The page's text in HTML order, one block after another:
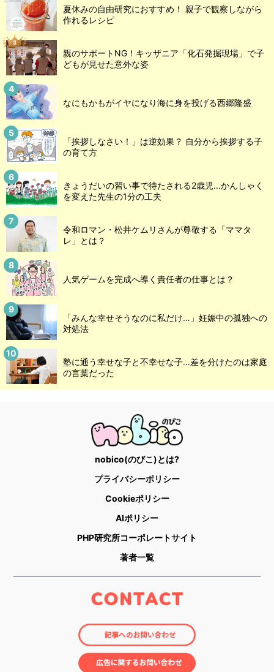
夏休みの自由研究におすすめ！ 親子で観察しながら
作れるレシピ
親のサポートNG！キッザニア「化石発掘現場」で子
どもが見せた意外な姿
なにもかもがイヤになり海に身を投げる西郷隆盛
「挨拶しなさい！」は逆効果？ 自分から挨拶する子
の育て方
きょうだいの習い事で待たされる2歳児...かんしゃく
を変えた先生の1分の工夫
令和ロマン・松井ケムリさんが尊敬する「ママタ
レ」とは？
人気ゲームを完成へ導く責任者の仕事とは？
「みんな幸せそうなのに私だけ…」妊娠中の孤独への
対処法
塾に通う幸せな子と不幸せな子…差を分けたのは家庭
の言葉だった
nobico(のびこ)とは?
プライバシーポリシー
Cookieポリシー
AIポリシー
PHP研究所コーポレートサイト
著者一覧